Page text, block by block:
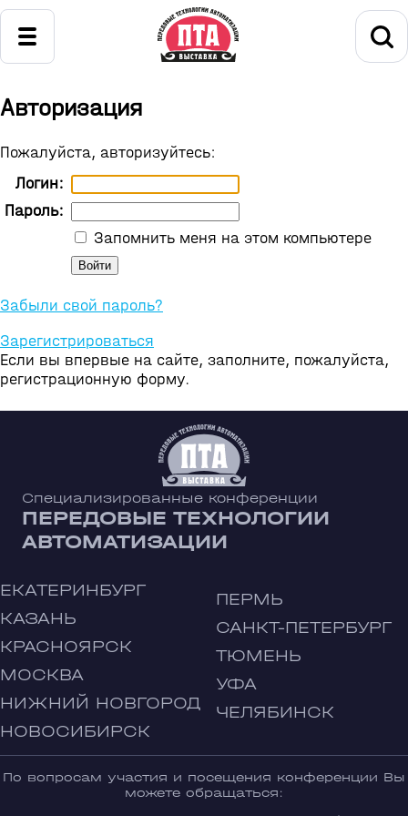
Авторизация
Пожалуйста, авторизуйтесь:
Логин:
Пароль:
Запомнить меня на этом компьютере
Забыли свой пароль?
Зарегистрироваться
Если вы впервые на сайте, заполните, пожалуйста,
регистрационную форму.
Специализированные конференции
ПЕРЕДОВЫЕ ТЕХНОЛОГИИ
АВТОМАТИЗАЦИИ
ЕКАТЕРИНБУРГ
КАЗАНЬ
КРАСНОЯРСК
МОСКВА
НИЖНИЙ НОВГОРОД
НОВОСИБИРСК
ПЕРМЬ
САНКТ-ПЕТЕРБУРГ
ТЮМЕНЬ
УФА
ЧЕЛЯБИНСК
По вопросам участия и посещения конференции Вы
можете обращаться: